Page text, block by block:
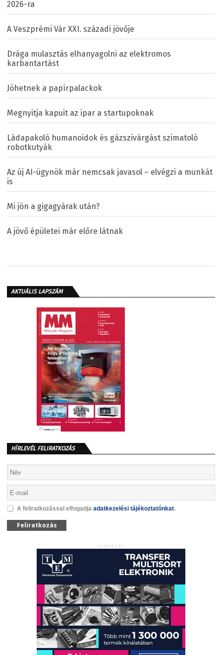
2026-ra
A Veszprémi Vár XXI. századi jövője
Drága mulasztás elhanyagolni az elektromos
karbantartást
Jöhetnek a papírpalackok
Megnyitja kapuit az ipar a startupoknak
Ládapakoló humanoidok és gázszivárgást szimatoló
robotkutyák
Az új AI-ügynök már nemcsak javasol – elvégzi a munkát
is
Mi jön a gigagyárak után?
A jövő épületei már előre látnak
AKTUÁLIS LAPSZÁM
HÍRLEVÉL FELIRATKOZÁS
A feliratkozással elfogadja adatkezelési tájékoztatónkat.
Feliratkozás
HIRDETÉS